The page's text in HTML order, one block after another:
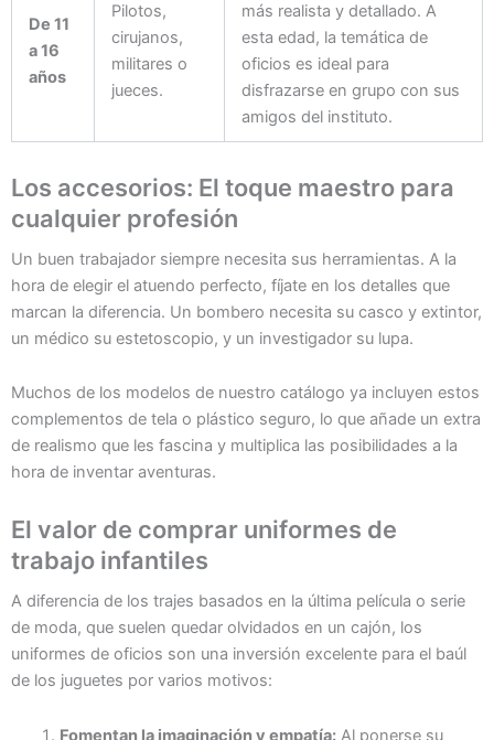
De 11
a 16
años
Pilotos,
cirujanos,
militares o
jueces.
más realista y detallado. A
esta edad, la temática de
oficios es ideal para
disfrazarse en grupo con sus
amigos del instituto.
Los accesorios: El toque maestro para
cualquier profesión
Un buen trabajador siempre necesita sus herramientas. A la
hora de elegir el atuendo perfecto, fíjate en los detalles que
marcan la diferencia. Un bombero necesita su casco y extintor,
un médico su estetoscopio, y un investigador su lupa.
Muchos de los modelos de nuestro catálogo ya incluyen estos
complementos de tela o plástico seguro, lo que añade un extra
de realismo que les fascina y multiplica las posibilidades a la
hora de inventar aventuras.
El valor de comprar uniformes de
trabajo infantiles
A diferencia de los trajes basados en la última película o serie
de moda, que suelen quedar olvidados en un cajón, los
uniformes de oficios son una inversión excelente para el baúl
de los juguetes por varios motivos:
Fomentan la imaginación y empatía:Al ponerse su